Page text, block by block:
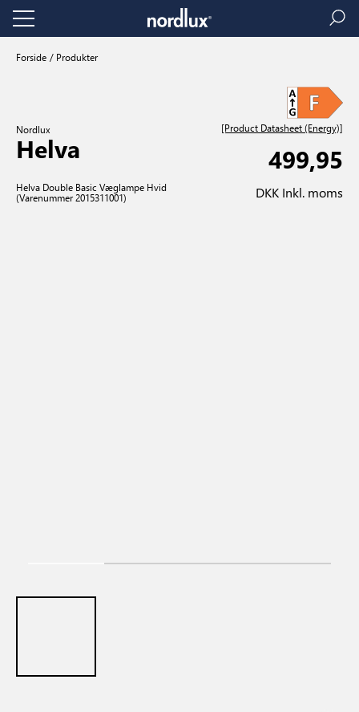
Forside Produkter
Nordlux
Helva
Helva Double Basic Væglampe Hvid
(Varenummer 2015311001)
[Product Datasheet (Energy)]
499,95
DKK Inkl. moms